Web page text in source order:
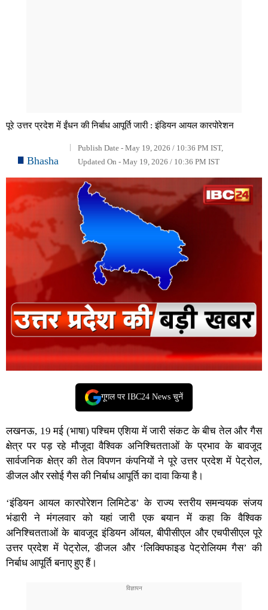
पूरे उत्तर प्रदेश में ईंधन की निर्बाध आपूर्ति जारी : इंडियन आयल कारपोरेशन
Bhasha
Publish Date - May 19, 2026 / 10:36 PM IST,
Updated On - May 19, 2026 / 10:36 PM IST
गूगल पर IBC24 News चुनें
लखनऊ, 19 मई (भाषा) पश्चिम एशिया में जारी संकट के बीच तेल और गैस
क्षेत्र पर पड़ रहे मौजूदा वैश्विक अनिश्चितताओं के प्रभाव के बावजूद
सार्वजनिक क्षेत्र की तेल विपणन कंपनियों ने पूरे उत्तर प्रदेश में पेट्रोल,
डीजल और रसोई गैस की निर्बाध आपूर्ति का दावा किया है।
‘इंडियन आयल कारपोरेशन लिमिटेड’ के राज्य स्तरीय समन्वयक संजय
भंडारी ने मंगलवार को यहां जारी एक बयान में कहा कि वैश्विक
अनिश्चितताओं के बावजूद इंडियन ऑयल, बीपीसीएल और एचपीसीएल पूरे
उत्तर प्रदेश में पेट्रोल, डीजल और ‘लिक्विफाइड पेट्रोलियम गैस’ की
निर्बाध आपूर्ति बनाए हुए हैं।